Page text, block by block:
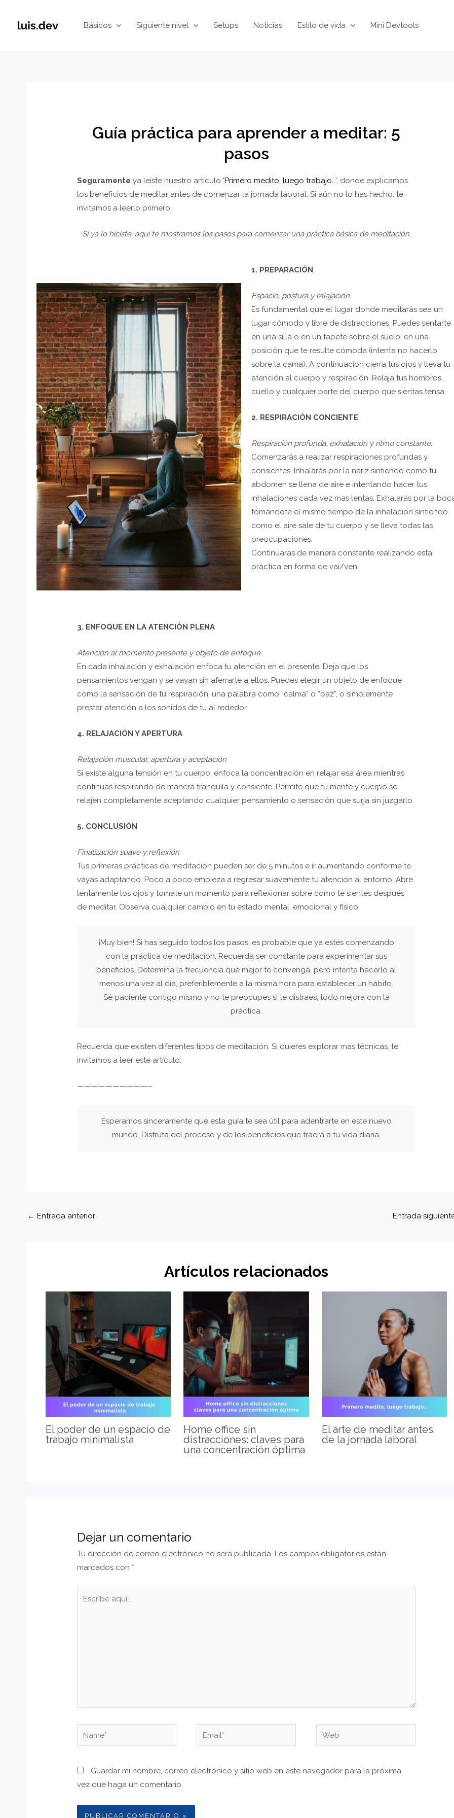
Básicos Siguiente nivel Setups Noticias Estilo de vida Mini Devtools
Guía práctica para aprender a meditar: 5
pasos
Seguramenteya leíste nuestro artículo ‘Primero medito, luego trabajo…’, donde explicamos
los beneficios de meditar antes de comenzar la jornada laboral. Si aún no lo has hecho, te
invitamos a leerlo primero.
Si ya lo hiciste, aquí te mostramos los pasos para comenzar una práctica básica de meditación.
1. PREPARACIÓN
Espacio, postura y relajación.
Es fundamental que el lugar donde meditarás sea un
lugar cómodo y libre de distracciones. Puedes sentarte
en una silla o en un tapete sobre el suelo, en una
posición que te resulte cómoda (intenta no hacerlo
sobre la cama). A continuación cierra tus ojos y lleva tu
atención al cuerpo y respiración. Relaja tus hombros,
cuello y cualquier parte del cuerpo que sientas tensa.
2. RESPIRACIÓN CONCIENTE
Respiración profunda, exhalación y ritmo constante.
Comenzarás a realizar respiraciones profundas y
consientes. Inhalarás por la nariz sintiendo como tu
abdomen se llena de aire e intentando hacer tus
inhalaciones cada vez mas lentas. Exhalarás por la
tomándote el mismo tiempo de la inhalación sintiendo
como el aire sale de tu cuerpo y se lleva todas las
preocupaciones.
Continuaras de manera constante realizando esta
práctica en forma de vai/ven.
3. ENFOQUE EN LA ATENCIÓN PLENA
Atención al momento presente y objeto de enfoque.
En cada inhalación y exhalación enfoca tu atención en el presente. Deja que los
pensamientos vengan y se vayan sin aferrarte a ellos. Puedes elegir un objeto de enfoque
como la sensación de tu respiración, una palabra como “calma” o “paz”, o simplemente
prestar atención a los sonidos de tu al rededor.
4. RELAJACIÓN Y APERTURA
Relajación muscular, apertura y aceptación
Si existe alguna tensión en tu cuerpo, enfoca la concentración en relajar esa área mientras
continuas respirando de manera tranquila y consiente. Permite que tu mente y cuerpo se
relajen completamente aceptando cualquier pensamiento o sensación que surja sin juzgarlo.
5. CONCLUSIÓN
Finalización suave y reflexión
Tus primeras prácticas de meditación pueden ser de 5 minutos e ir aumentando conforme te
vayas adaptando. Poco a poco empieza a regresar suavemente tu atención al entorno. Abre
lentamente los ojos y tomate un momento para reflexionar sobre como te sientes después
de meditar. Observa cualquier cambio en tu estado mental, emocional y físico.
¡Muy bien! Si has seguido todos los pasos, es probable que ya estés comenzando
con la práctica de meditación. Recuerda ser constante para experimentar sus
beneficios. Determina la frecuencia que mejor te convenga, pero intenta hacerlo al
menos una vez al día, preferiblemente a la misma hora para establecer un hábito.
Sé paciente contigo mismo y no te preocupes si te distraes; todo mejora con la
práctica.
Recuerda que existen diferentes tipos de meditación. Si quieres explorar más técnicas, te
invitamos a leer este artículo:
——————————–
Esperamos sinceramente que esta guía te sea útil para adentrarte en este nuevo
mundo. Disfruta del proceso y de los beneficios que traerá a tu vida diaria.
Navegación
← Entrada anterior Entrada
Artículos relacionados
El poder de un espacio de
trabajo minimalista
Home office sin
distracciones: claves para
una concentración óptima
El arte de meditar antes
de la jornada laboral
Dejar un comentario
Tu dirección de correo electrónico no será publicada. Los campos obligatorios están
marcados con *
Name* Email* Web
Guardar mi nombre, correo electrónico y sitio web en este navegador para la próxima
vez que haga un comentario.